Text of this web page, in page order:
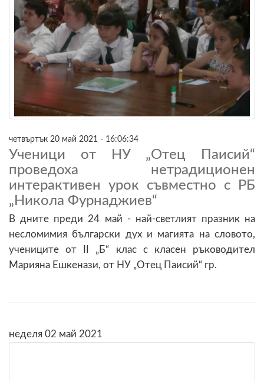
четвъртък 20 май 2021 - 16:06:34
Ученици от НУ „Отец Паисий“
проведоха нетрадиционен
интерактивен урок съвместно с РБ
„Никола Фурнаджиев“
В дните преди 24 май - най-светлият празник на
несломимия български дух и магията на словото,
учениците от II „Б“ клас с класен ръководител
Марияна Ешкенази, от НУ „Отец Паисий“ гр.
неделя 02 май 2021